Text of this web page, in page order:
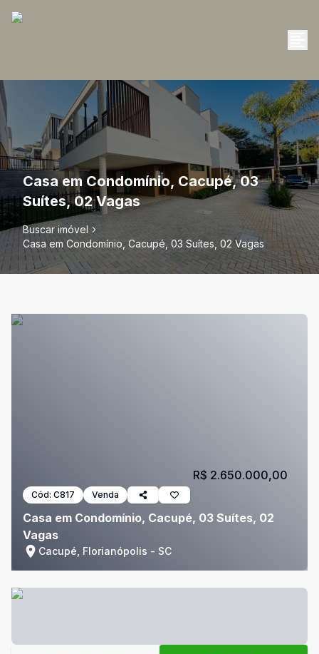
Casa em Condomínio, Cacupé, 03
Suítes, 02 Vagas
Buscar imóvel
Casa em Condomínio, Cacupé, 03 Suítes, 02 Vagas
Cód: C817 Venda
Casa em Condomínio, Cacupé, 03 Suítes, 02
Vagas
Cacupé, Florianópolis - SC
R$ 2.650.000,00